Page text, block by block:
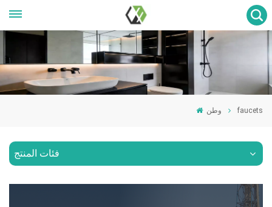
وطن faucets
فئات المنتج